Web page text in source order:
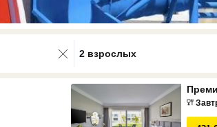
0 results available. Select is
2 взрослых